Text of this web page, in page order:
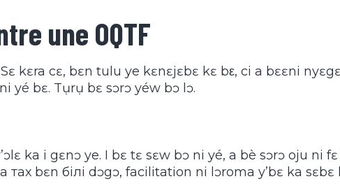
une OQTF
kɛra cɛ, bɛn tulu ye kɛnɛjɛbɛ kɛ bε, ci a bɛɛni
yé bɛ. Tụrụ bɛ sɔrɔ yéw bɔ lɔ.
ka i gɛnɔ ye. I bɛ tɛ sɛw bɔ ni yé, a bè sɔrɔ oju ni
bɛn білі dɔgɔ, facilitation ni lɔroma y’bɛ ka sɛbɛ